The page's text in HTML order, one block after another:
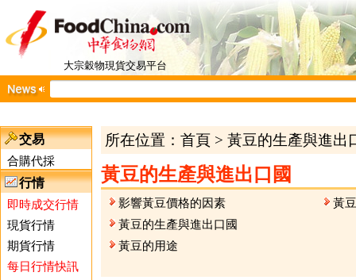
大宗穀物現貨交易平台
交易
合購代採
行情
即時成交行情
現貨行情
期貨行情
每日行情快訊
所在位置： 首頁 > 黃豆的生產與進出
黃豆的生產與進出口國
影響黃豆價格的因素
黃豆的生產與進出口國
黃豆的用途
黃